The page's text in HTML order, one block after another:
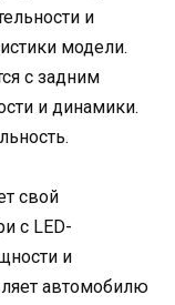
и
модели.
с задним
и динамики.
свой
с LED-
и
автомобилю